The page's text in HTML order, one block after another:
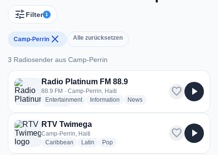
tune Filter 1
Camp-Perrin close Alle zurücksetzen
3 Radiosender aus Camp-Perrin
3 Radiosender aus Camp-Perrin
Radio Platinum FM 88.9
88.9 FM · Camp-Perrin, Haiti
Entertainmentradio stations
Information radio stations
Newsradio stations
favorite play_arrow
RTV Twimega
Camp-Perrin, Haiti
Caribbean radio stations
Latin radio stations
Popradio stations
favorite play_arrow